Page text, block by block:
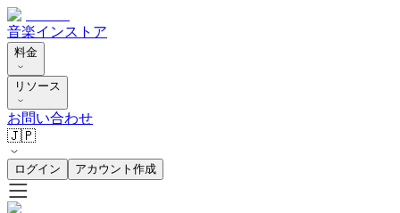
音楽インストア
料金
リソース
お問い合わせ
🇯🇵
ログイン アカウント作成